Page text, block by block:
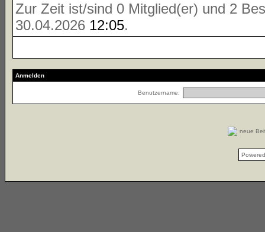
Zur Zeit ist/sind 0 Mitglied(er) und 2
30.04.2026 12:05.
Anmelden
Benutzername:
neue